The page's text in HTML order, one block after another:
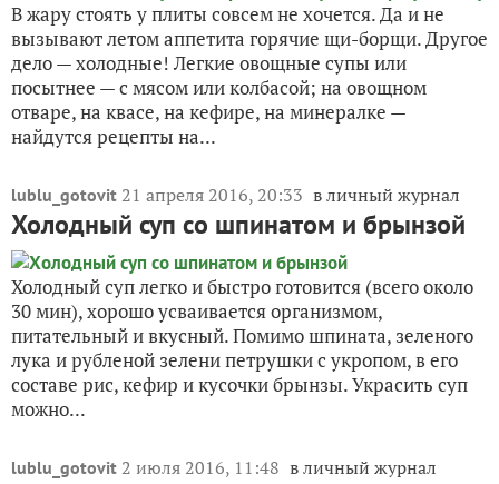
В жару стоять у плиты совсем не хочется. Да и не
вызывают летом аппетита горячие щи-борщи. Другое
дело — холодные! Легкие овощные супы или
посытнее — с мясом или колбасой; на овощном
отваре, на квасе, на кефире, на минералке —
найдутся рецепты на...
lublu_gotovit 21 апреля 2016, 20:33 в личный журнал
Холодный суп со шпинатом и брынзой
Холодный суп легко и быстро готовится (всего около
30 мин), хорошо усваивается организмом,
питательный и вкусный. Помимо шпината, зеленого
лука и рубленой зелени петрушки с укропом, в его
составе рис, кефир и кусочки брынзы. Украсить суп
можно...
lublu_gotovit 2 июля 2016, 11:48 в личный журнал